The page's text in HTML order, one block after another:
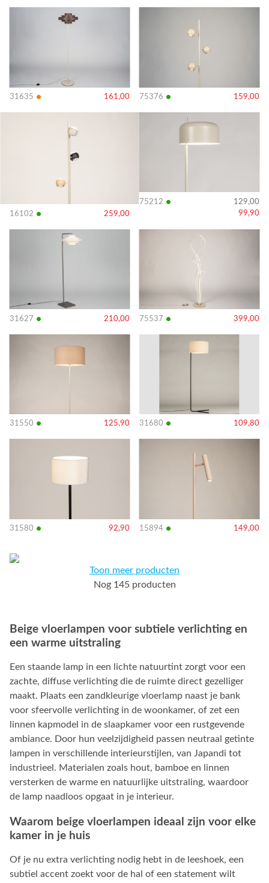
31635 • 161,00 75376 • 159,00
16102 • 259,00
Bekijk
75212 •
129,00
99,90
Bekijk
31627 • 210,00
Bekijk
75537 • 399,00
Bekijk
31550 • 125,90
Bekijk
31680 • 109,80
Bekijk
31580 • 92,90 15894 • 149,00
Toon meer producten
Nog 145 producten
Beige vloerlampen voor subtiele verlichting en
een warme uitstraling
Een staande lamp in een lichte natuurtint zorgt voor een
zachte, diffuse verlichting die de ruimte direct gezelliger
maakt. Plaats een zandkleurige vloerlamp naast je bank
voor sfeervolle verlichting in de woonkamer, of zet een
linnen kapmodel in de slaapkamer voor een rustgevende
ambiance. Door hun veelzijdigheid passen neutraal getinte
lampen in verschillende interieurstijlen, van Japandi tot
industrieel. Materialen zoals hout, bamboe en linnen
versterken de warme en natuurlijke uitstraling, waardoor
de lamp naadloos opgaat in je interieur.
Waarom beige vloerlampen ideaal zijn voor elke
kamer in je huis
Of je nu extra verlichting nodig hebt in de leeshoek, een
subtiel accent zoekt voor de hal of een statement wilt